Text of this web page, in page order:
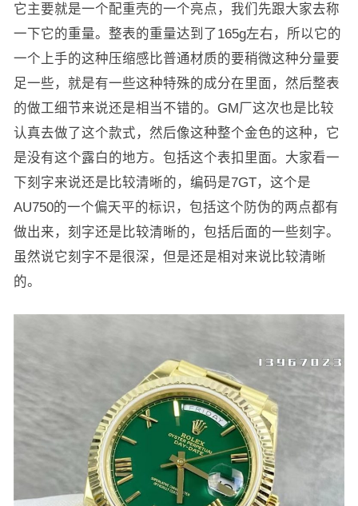
它主要就是一个配重壳的一个亮点，我们先跟大家去称
一下它的重量。整表的重量达到了165g左右，所以它的
一个上手的这种压缩感比普通材质的要稍微这种分量要
足一些，就是有一些这种特殊的成分在里面，然后整表
的做工细节来说还是相当不错的。GM厂这次也是比较
认真去做了这个款式，然后像这种整个金色的这种，它
是没有这个露白的地方。包括这个表扣里面。大家看一
下刻字来说还是比较清晰的，编码是7GT，这个是
AU750的一个偏天平的标识，包括这个防伪的两点都有
做出来，刻字还是比较清晰的，包括后面的一些刻字。
虽然说它刻字不是很深，但是还是相对来说比较清晰
的。